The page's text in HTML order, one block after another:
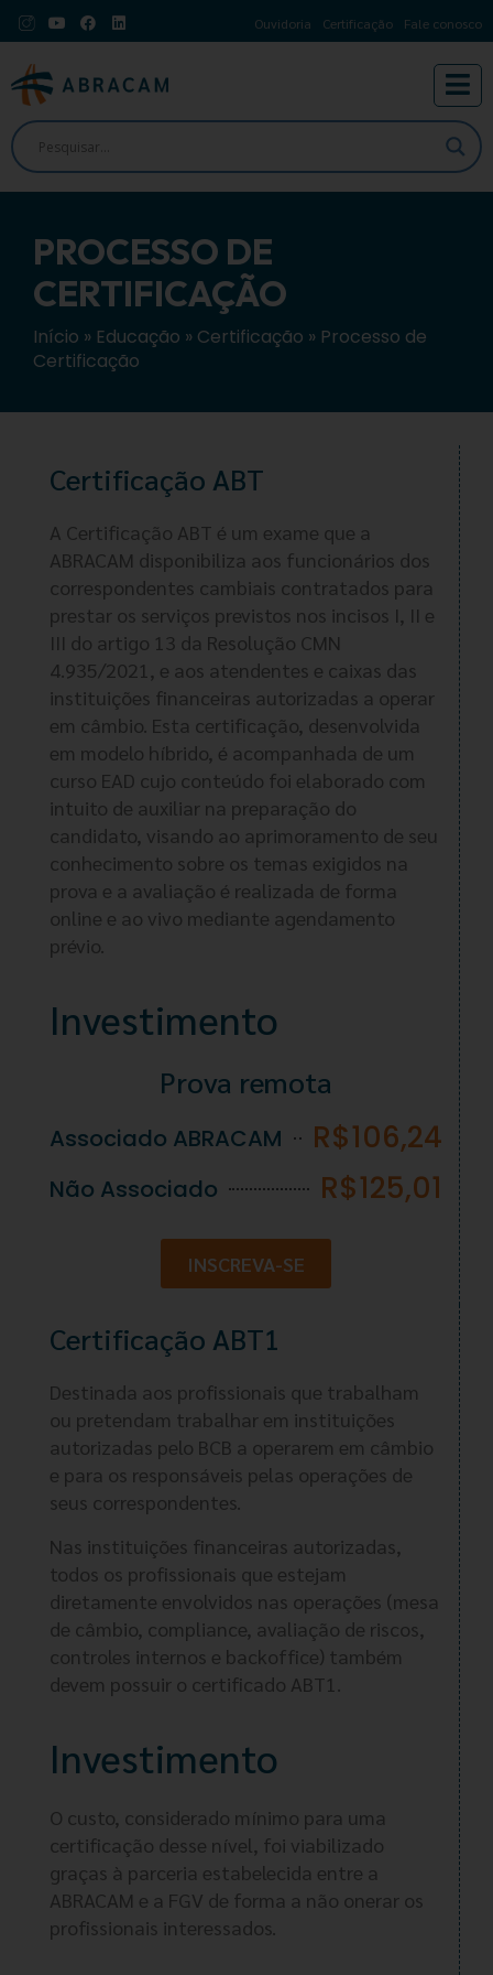
Ouvidoria Certificação Fale conosco
PROCESSO DE
CERTIFICAÇÃO
Início » Educação » Certificação » Processo de
Certificação
Certificação ABT
A Certificação ABT é um exame que a
ABRACAM disponibiliza aos funcionários dos
correspondentes cambiais contratados para
prestar os serviços previstos nos incisos I, II e
III do artigo 13 da Resolução CMN
4.935/2021, e aos atendentes e caixas das
instituições financeiras autorizadas a operar
em câmbio. Esta certificação, desenvolvida
em modelo híbrido, é acompanhada de um
curso EAD cujo conteúdo foi elaborado com
intuito de auxiliar na preparação do
candidato, visando ao aprimoramento de seu
conhecimento sobre os temas exigidos na
prova e a avaliação é realizada de forma
online e ao vivo mediante agendamento
prévio.
Investimento
Prova remota
Associado ABRACAM R$106,24
Não Associado R$125,01
INSCREVA-SE
Certificação ABT1
Destinada aos profissionais que trabalham
ou pretendam trabalhar em instituições
autorizadas pelo BCB a operarem em câmbio
e para os responsáveis pelas operações de
seus correspondentes.
Nas instituições financeiras autorizadas,
todos os profissionais que estejam
diretamente envolvidos nas operações (mesa
de câmbio, compliance, avaliação de riscos,
controles internos e backoffice) também
devem possuir o certificado ABT1.
Investimento
O custo, considerado mínimo para uma
certificação desse nível, foi viabilizado
graças à parceria estabelecida entre a
ABRACAM e a FGV de forma a não onerar os
profissionais interessados.